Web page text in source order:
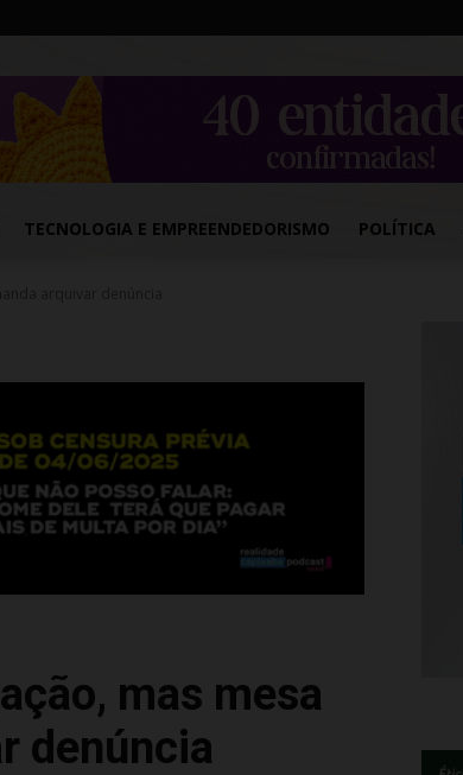
TECNOLOGIA E EMPREENDEDORISMO POLÍTICA
mas mesa
denúncia